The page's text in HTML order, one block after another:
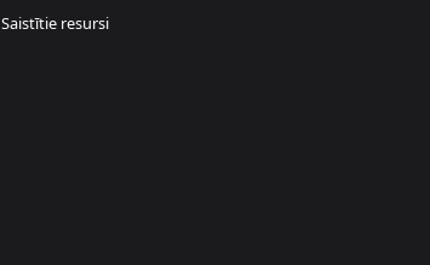
Saistītie resursi